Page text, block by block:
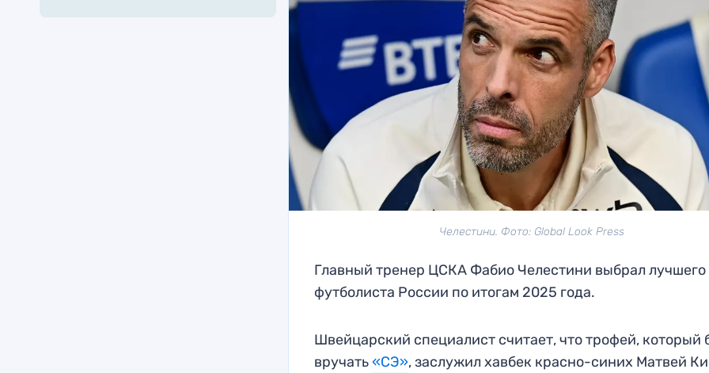
Челестини. Фото: Global Look Press
Главный тренер ЦСКА Фабио Челестини выбрал лучшего
футболиста России по итогам 2025 года.
Швейцарский специалист считает, что трофей, который
вручать«СЭ», заслужил хавбек красно-синих Матвей